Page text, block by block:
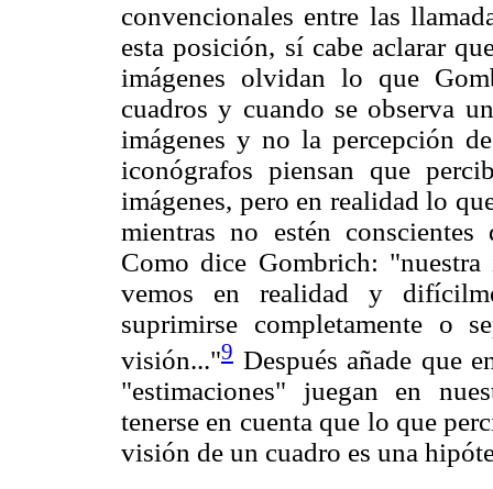
convencionales entre las
esta posición, sí cabe aclarar
imágenes olvidan lo que
cuadros y cuando se observa
imágenes y no la percepción
iconógrafos piensan que
imágenes, pero en realidad lo
mientras no estén
Como dice Gombrich:
vemos en realidad y
suprimirse completamente o
visión..."9 Después añade que
"estimaciones" juegan en
tenerse en cuenta que lo que
visión de un cuadro es una